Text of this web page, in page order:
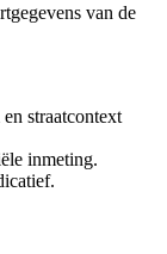
van de
straatcontext
inmeting.